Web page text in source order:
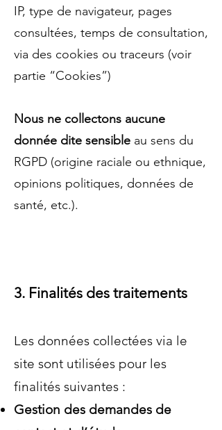
IP, type de navigateur, pages
consultées, temps de consultation,
via des cookies ou traceurs (voir
partie “Cookies”)
Nous ne collectons aucune
donnée dite sensible au sens du
RGPD (origine raciale ou ethnique,
opinions politiques, données de
santé, etc.).
3. Finalités des traitements
Les données collectées via le
site sont utilisées pour les
finalités suivantes :
Gestion des demandes de